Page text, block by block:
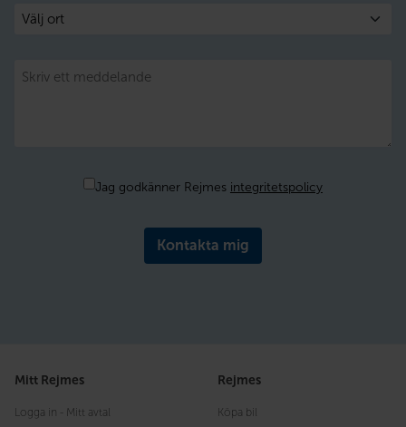
Välj
ort
Jag godkänner Rejmes integritetspolicy
Mitt Rejmes
Logga in - Mitt avtal
Rejmes
Köpa bil